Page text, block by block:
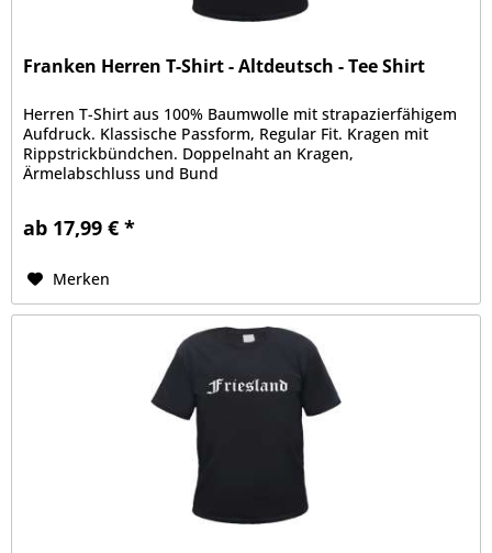
Franken Herren T-Shirt - Altdeutsch - Tee Shirt
Herren T-Shirt aus 100% Baumwolle mit strapazierfähigem
Aufdruck. Klassische Passform, Regular Fit. Kragen mit
Rippstrickbündchen. Doppelnaht an Kragen,
Ärmelabschluss und Bund
ab 17,99 € *
Merken